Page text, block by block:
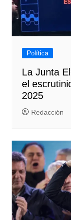
Política
La Junta
el
2025
Redacción